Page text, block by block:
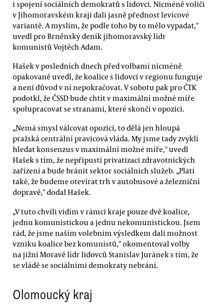
i spojení sociálních demokratů s lidovci. Nicméně voliči
v Jihomoravském kraji dali jasně přednost levicové
variantě. A myslím, že podle toho by to mělo vypadat,"
uvedl pro Brněnský deník jihomoravský lídr
komunistů Vojtěch Adam.
Hašek v posledních dnech před volbami nicméně
opakovaně uvedl, že koalice s lidovci v regionu funguje
a není důvod v ní nepokračovat. V sobotu pak pro ČTK
podotkl, že ČSSD bude chtít v maximální možné míře
spolupracovat se stranami, které skončí v opozici.
„Nemá smysl válcovat opozici, to dělá jen hloupá
pražská centrální pravicová vláda. My jsme tady zvyklí
hledat konsenzus v maximální možné míře," uvedl
Hašek s tím, že nepřipustí privatizaci zdravotnických
zařízení a bude bránit sektor sociálních služeb. „Platí
také, že budeme otevírat trh v autobusové a železniční
dopravě," dodal Hašek.
„V tuto chvíli vidím v rámci kraje pouze dvě koalice,
jednu komunistickou a jednu nekomunistickou. Jsem
rád, že jsme naším volebním výsledkem dali možnost
vzniku koalice bez komunistů," okomentoval volby
na jižní Moravě lídr lidovců Stanislav Juránek s tím, že
se vládě se sociálními demokraty nebrání.
Olomoucký kraj